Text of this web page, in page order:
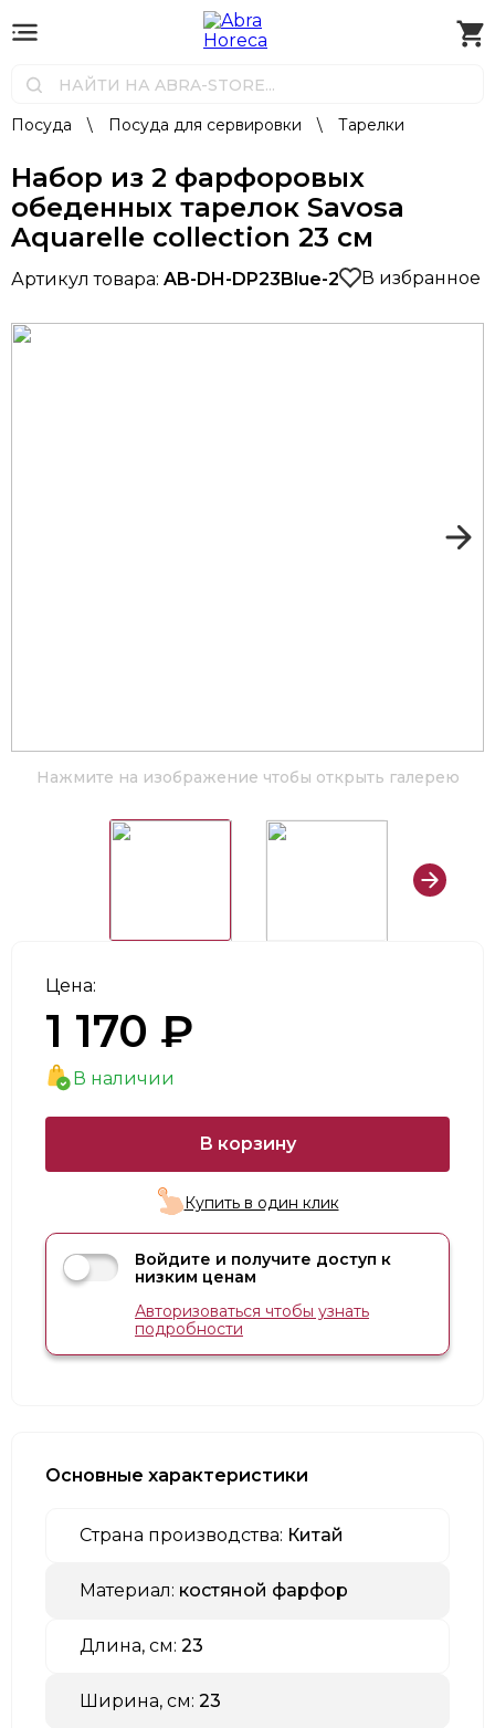
Посуда \ Посуда для сервировки \ Тарелки
Набор из 2 фарфоровых
обеденных тарелок Savosa
Aquarelle collection 23 см
Артикул товара: AB-DH-DP23Blue-2 В избранное
Нажмите на изображение чтобы открыть галерею
Цена:
1 170 ₽
В наличии
В корзину
Купить в один клик
Войдите и получите доступ к
низким ценам
Авторизоваться чтобы узнать
подробности
Основные характеристики
Страна производства: Китай
Материал: костяной фарфор
Длина, см: 23
Ширина, см: 23